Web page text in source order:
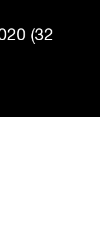
(32